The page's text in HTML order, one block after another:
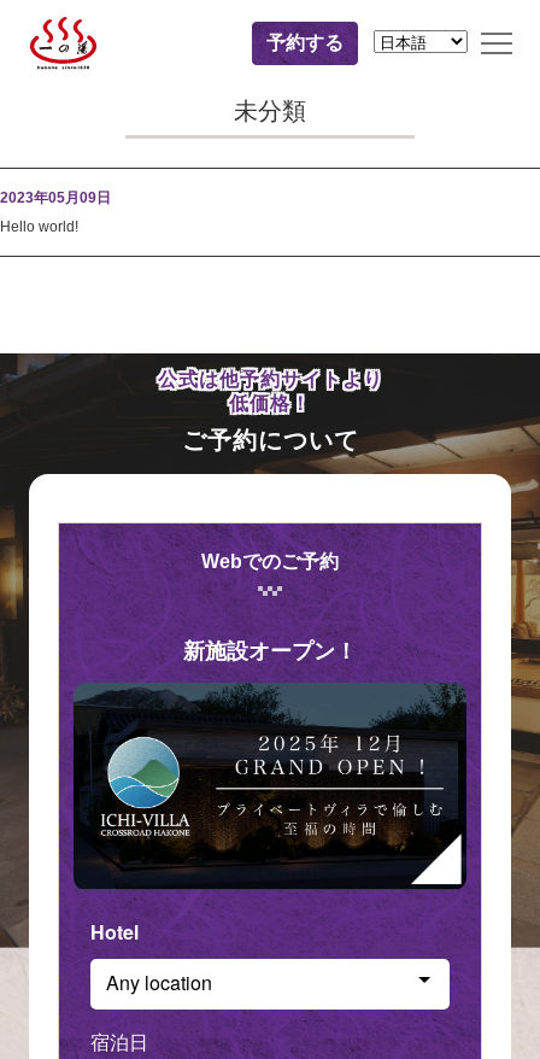
予約する
未分類
2023年05月09日
Hello world!
公式は他予約サイトより
低価格！
ご予約について
Webでのご予約
新施設オープン！
Hotel
Any location
Check in - check out date